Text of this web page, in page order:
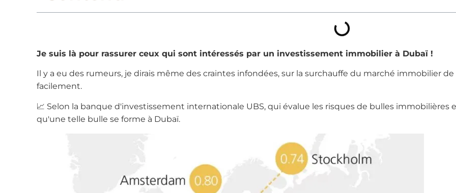
Je suis là pour rassurer ceux qui sont intéressés par un investissement immobilier à Dubaï !
Il y a eu des rumeurs, je dirais même des craintes infondées, sur la surchauffe du marché immobilier
facilement.
📈 Selon la banque d'investissement internationale UBS, qui évalue les risques de bulles immobilières
qu'une telle bulle se forme à Dubaï.